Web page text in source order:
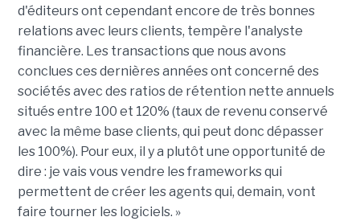
d'éditeurs ont cependant encore de très bonnes
relations avec leurs clients, tempère l'analyste
financière. Les transactions que nous avons
conclues ces dernières années ont concerné des
sociétés avec des ratios de rétention nette annuels
situés entre 100 et 120% (taux de revenu conservé
avec la même base clients, qui peut donc dépasser
les 100%). Pour eux, il y a plutôt une opportunité de
dire : je vais vous vendre les frameworks qui
permettent de créer les agents qui, demain, vont
faire tourner les logiciels. »